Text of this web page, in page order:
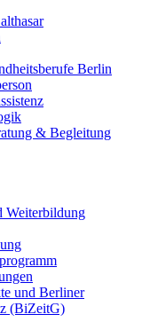
Berlin
& Begleitung
Weiterbildung
und Berliner
(BiZeitG)